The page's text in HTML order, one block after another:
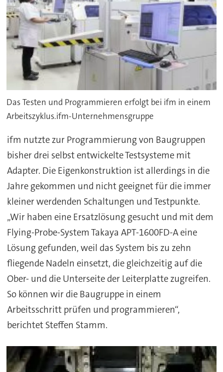
Das Testen und Programmieren erfolgt bei ifm in einem
Arbeitszyklus.ifm-Unternehmensgruppe
ifm nutzte zur Programmierung von Baugruppen
bisher drei selbst entwickelte Testsysteme mit
Adapter. Die Eigenkonstruktion ist allerdings in die
Jahre gekommen und nicht geeignet für die immer
kleiner werdenden Schaltungen und Testpunkte.
„Wir haben eine Ersatzlösung gesucht und mit dem
Flying-Probe-System Takaya APT-1600FD-A eine
Lösung gefunden, weil das System bis zu zehn
fliegende Nadeln einsetzt, die gleichzeitig auf die
Ober- und die Unterseite der Leiterplatte zugreifen.
So können wir die Baugruppe in einem
Arbeitsschritt prüfen und programmieren“,
berichtet Steffen Stamm.